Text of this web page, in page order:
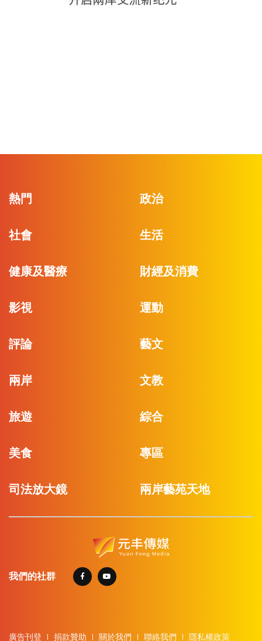
熱門 政治
社會 生活
健康及醫療 財經及消費
影視 運動
評論 藝文
兩岸 文教
旅遊 綜合
美食 專區
司法放大鏡 兩岸藝苑天地
我們的社群
廣告刊登 捐款贊助 關於我們 聯絡我們 隱私權政策